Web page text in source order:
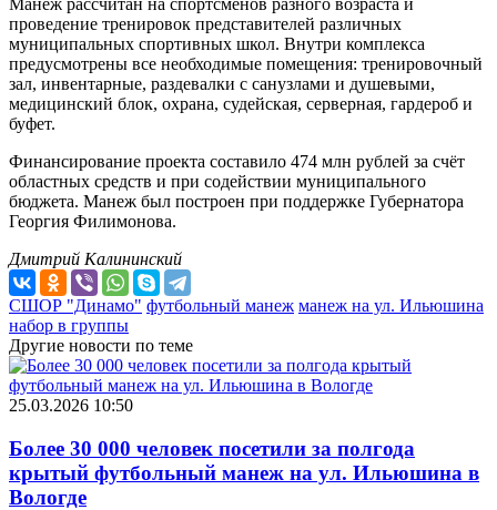
проведение тренировок представителей различных
муниципальных спортивных школ. Внутри комплекса
предусмотрены все необходимые помещения: тренировочный
зал, инвентарные, раздевалки с санузлами и душевыми,
медицинский блок, охрана, судейская, серверная, гардероб и
буфет.
Финансирование проекта составило 474 млн рублей за счёт
областных средств и при содействии муниципального
бюджета. Манеж был построен при поддержке Губернатора
Георгия Филимонова.
Дмитрий Калининский
СШОР "Динамо" футбольный манеж манеж на ул. Ильюшина
набор в группы
Другие новости по теме
25.03.2026 10:50
Более 30 000 человек посетили за полгода
крытый футбольный манеж на ул. Ильюшина в
Вологде